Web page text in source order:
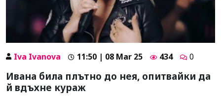
Iva Ivanova 11:50 | 08 Mar 25 434 0
Ивана била плътно до нея, опитвайки да
й вдъхне кураж